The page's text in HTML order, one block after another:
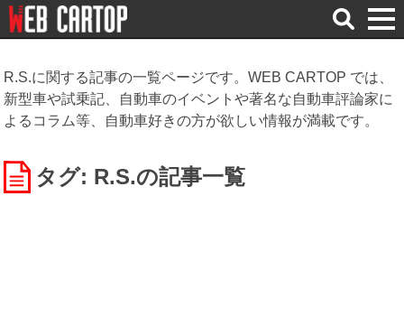
検
索
R.S.に関する記事の一覧ページです。WEB CARTOP では、
新型車や試乗記、自動車のイベントや著名な自動車評論家に
よるコラム等、自動車好きの方が欲しい情報が満載です。
タグ: R.S.の記事一覧